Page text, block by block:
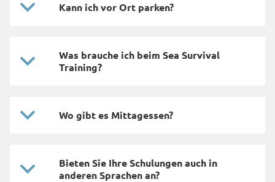
Kann ich vor Ort parken?
Was brauche ich beim Sea Survival
Training?
Wo gibt es Mittagessen?
Bieten Sie Ihre Schulungen auch in
anderen Sprachen an?